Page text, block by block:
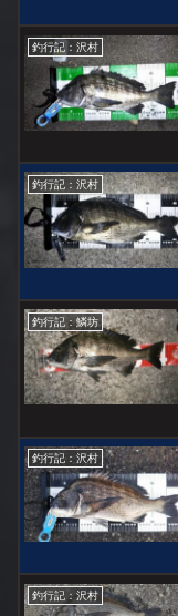
釣行記：沢村
釣行記：沢村
釣行記：鱗坊
釣行記：沢村
釣行記：沢村